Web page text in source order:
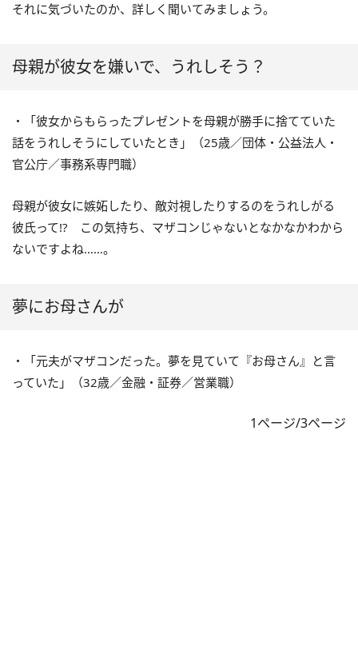
それに気づいたのか、詳しく聞いてみましょう。
母親が彼女を嫌いで、うれしそう？
・「彼女からもらったプレゼントを母親が勝手に捨てていた
話をうれしそうにしていたとき」（25歳／団体・公益法人・
官公庁／事務系専門職）
母親が彼女に嫉妬したり、敵対視したりするのをうれしがる
彼氏って!? この気持ち、マザコンじゃないとなかなかわから
ないですよね……。
夢にお母さんが
・「元夫がマザコンだった。夢を見ていて『お母さん』と言
っていた」（32歳／金融・証券／営業職）
1ページ/3ページ